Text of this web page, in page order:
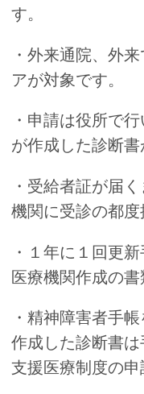
す。
・外来通院、外
アが対象です。
・申請は役所で
が作成した診断書
・受給者証が届
機関に受診の都度
・１年に１回更
医療機関作成の書
・精神障害者手
作成した診断書
支援医療制度の申